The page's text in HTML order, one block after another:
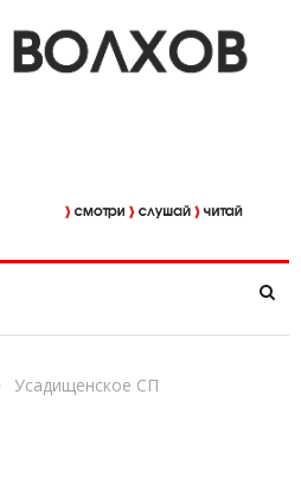
Усадищенское СП